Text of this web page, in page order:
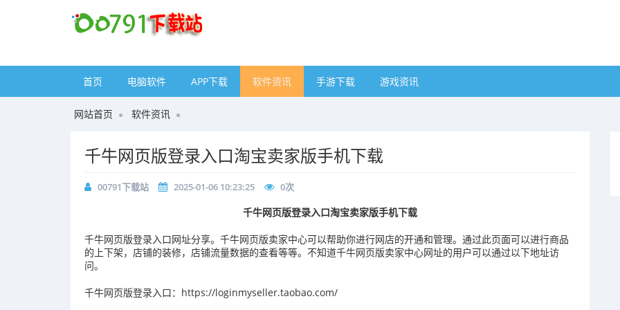
首页 电脑软件 APP下载 软件资讯 手游下载 游戏资讯
网站首页 软件资讯
千牛网页版登录入口淘宝卖家版手机下载
00791下载站 2025-01-06 10:23:25 0次
千牛网页版登录入口淘宝卖家版手机下载
千牛网页版登录入口网址分享。千牛网页版卖家中心可以帮助你进行网店的开通和管理。通过此页面可以进行商品
的上下架，店铺的装修，店铺流量数据的查看等等。不知道千牛网页版卖家中心网址的用户可以通过以下地址访
问。
千牛网页版登录入口：https://loginmyseller.taobao.com/